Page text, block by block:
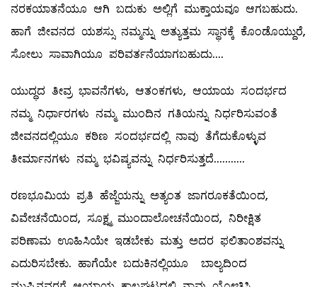
ನರಕಯಾತನೆಯೂ ಆಗಿ ಬದುಕು ಅಲ್ಲಿಗೆ ಮುಕ್ತಾಯವೂ ಆಗಬಹುದು.
ಹಾಗೆ ಜೀವನದ ಯಶಸ್ಸು ನಮ್ಮನ್ನು ಅತ್ಯುತ್ತಮ ಸ್ಥಾನಕ್ಕೆ ಕೊಂಡೊಯ್ದುರೆ,
ಸೋಲು ಸಾವಾಗಿಯೂ ಪರಿವರ್ತನೆಯಾಗಬಹುದು....
ಯುದ್ಧದ ತೀವ್ರ ಭಾವನೆಗಳು, ಆತಂಕಗಳು, ಆಯಾಯ ಸಂದರ್ಭದ
ನಮ್ಮ ನಿರ್ಧಾರಗಳು ನಮ್ಮ ಮುಂದಿನ ಗತಿಯನ್ನು ನಿರ್ಧರಿಸುವಂತೆ
ಜೀವನದಲ್ಲಿಯೂ ಕಠಿಣ ಸಂದರ್ಭದಲ್ಲಿ ನಾವು ತೆಗೆದುಕೊಳ್ಳುವ
ತೀರ್ಮಾನಗಳು ನಮ್ಮ ಭವಿಷ್ಯವನ್ನು ನಿರ್ಧರಿಸುತ್ತದೆ...........
ರಣಭೂಮಿಯ ಪ್ರತಿ ಹೆಜ್ಜೆಯನ್ನು ಅತ್ಯಂತ ಜಾಗರೂಕತೆಯಿಂದ,
ವಿವೇಚನೆಯಿಂದ, ಸೂಕ್ಷ್ಮ ಮುಂದಾಲೋಚನೆಯಿಂದ, ನಿರೀಕ್ಷಿತ
ಪರಿಣಾಮ ಊಹಿಸಿಯೇ ಇಡಬೇಕು ಮತ್ತು ಅದರ ಫಲಿತಾಂಶವನ್ನು
ಎದುರಿಸಬೇಕು. ಹಾಗೆಯೇ ಬದುಕಿನಲ್ಲಿಯೂ ಬಾಲ್ಯದಿಂದ